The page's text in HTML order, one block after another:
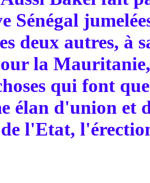
Sénégal
deux autres, à
la
qui font
élan d'union et
l'Etat,